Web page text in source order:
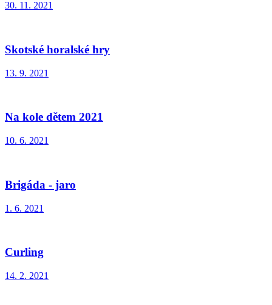
30. 11. 2021
Skotské horalské hry
13. 9. 2021
Na kole dětem 2021
10. 6. 2021
Brigáda - jaro
1. 6. 2021
Curling
14. 2. 2021